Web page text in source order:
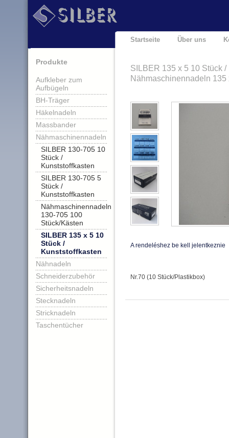
Startseite Über uns
Produkte
Aufkleber zum
Aufbügeln
BH-Träger
Häkelnadeln
Massbander
Nähmaschinennadeln
SILBER 130-705 10
Stück /
Kunststoffkasten
SILBER 130-705 5
Stück /
Kunststoffkasten
Nähmaschinennadeln
130-705 100
Stück/Kästen
SILBER 135 x 5 10
Stück /
Kunststoffkasten
Nähnadeln
Schneiderzubehör
Sicherheitsnadeln
Stecknadeln
Stricknadeln
Taschentücher
SILBER 135 x 5 10 Stück
Nähmaschinennadeln 135
A rendeléshez be kell jelentkeznie
Nr.70 (10 Stück/Plastikbox)